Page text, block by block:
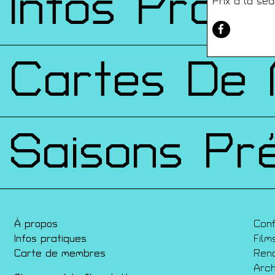
Cartes De
Saisons
À propos
Infos pratiques
Carte de membres